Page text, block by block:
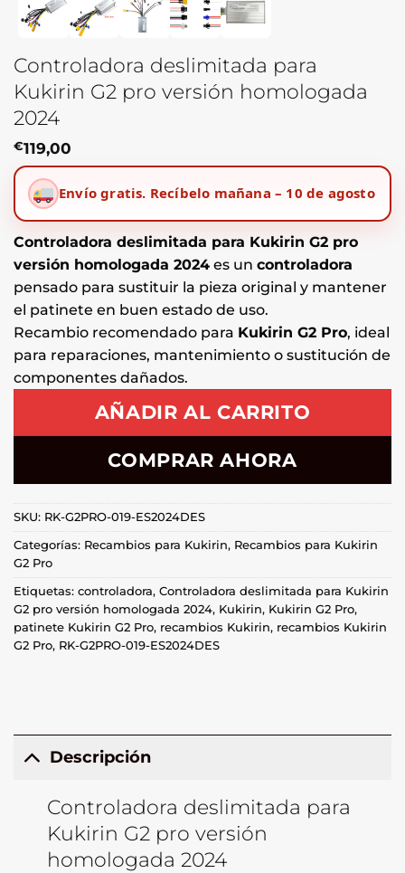
Controladora deslimitada para
Kukirin G2 pro versión homologada
2024
€119,00
Envío gratis. Recíbelo mañana – 10 de agosto
Controladora deslimitada para Kukirin G2 pro
versión homologada 2024 es un controladora
pensado para sustituir la pieza original y mantener
el patinete en buen estado de uso.
Recambio recomendado para Kukirin G2 Pro, ideal
para reparaciones, mantenimiento o sustitución de
componentes dañados.
AÑADIR AL CARRITO
COMPRAR AHORA
SKU: RK-G2PRO-019-ES2024DES
Categorías: Recambios para Kukirin, Recambios para Kukirin
G2 Pro
Etiquetas: controladora, Controladora deslimitada para Kukirin
G2 pro versión homologada 2024, Kukirin, Kukirin G2 Pro,
patinete Kukirin G2 Pro, recambios Kukirin, recambios Kukirin
G2 Pro, RK-G2PRO-019-ES2024DES
Descripción
Controladora deslimitada para
Kukirin G2 pro versión
homologada 2024